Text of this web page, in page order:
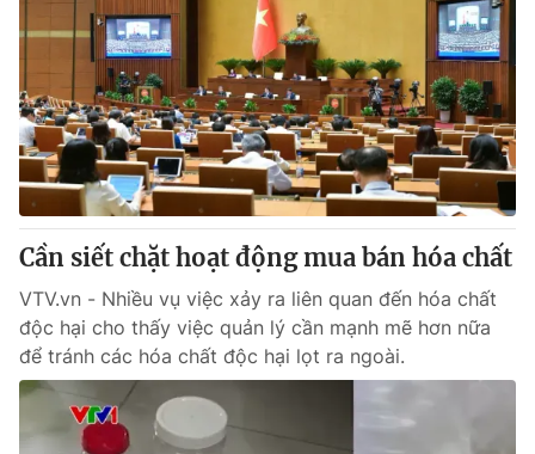
Cần siết chặt hoạt động mua bán hóa chất
VTV.vn - Nhiều vụ việc xảy ra liên quan đến hóa chất
độc hại cho thấy việc quản lý cần mạnh mẽ hơn nữa
để tránh các hóa chất độc hại lọt ra ngoài.